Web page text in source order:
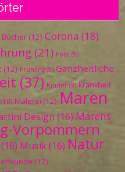
Bücher (12) Corona (18)
(21) Foto (9)
(12) Frühling (9) Ganzheitliche
(37) Kinder (9) Krankheit
(10) Malerei (12) Maren
Design (16) Marens
Vorpommern
(16) Musik(16) Natur
(12)